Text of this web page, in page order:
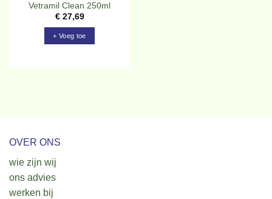
Vetramil Clean 250ml
€27,69
+ Voeg toe
OVER ONS
wie zijn wij
ons advies
werken bij